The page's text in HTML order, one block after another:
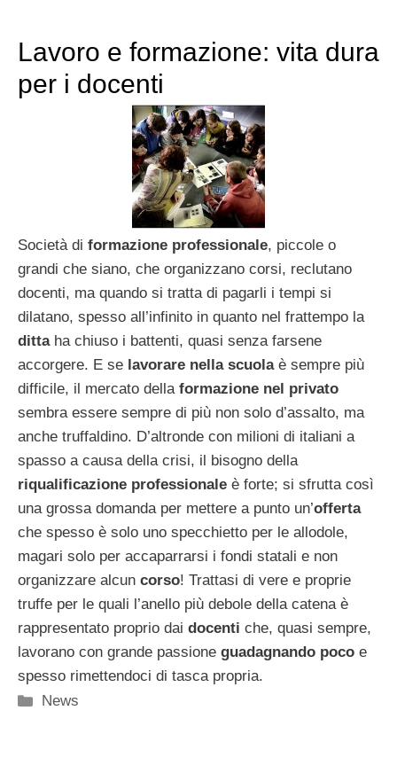
Lavoro e formazione: vita dura
per i docenti
Società di formazione professionale, piccole o
grandi che siano, che organizzano corsi, reclutano
docenti, ma quando si tratta di pagarli i tempi si
dilatano, spesso all’infinito in quanto nel frattempo la
ditta ha chiuso i battenti, quasi senza farsene
accorgere. E se lavorare nella scuola è sempre più
difficile, il mercato della formazione nel privato
sembra essere sempre di più non solo d’assalto, ma
anche truffaldino. D’altronde con milioni di italiani a
spasso a causa della crisi, il bisogno della
riqualificazione professionale è forte; si sfrutta così
una grossa domanda per mettere a punto un’offerta
che spesso è solo uno specchietto per le allodole,
magari solo per accaparrarsi i fondi statali e non
organizzare alcun corso! Trattasi di vere e proprie
truffe per le quali l’anello più debole della catena è
rappresentato proprio dai docenti che, quasi sempre,
lavorano con grande passione guadagnando poco e
spesso rimettendoci di tasca propria.
Categorie
News